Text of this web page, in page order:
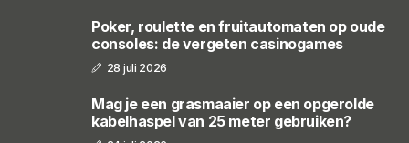
Poker, roulette en fruitautomaten op oude
consoles: de vergeten casinogames
28 juli 2026
Mag je een grasmaaier op een opgerolde
kabelhaspel van 25 meter gebruiken?